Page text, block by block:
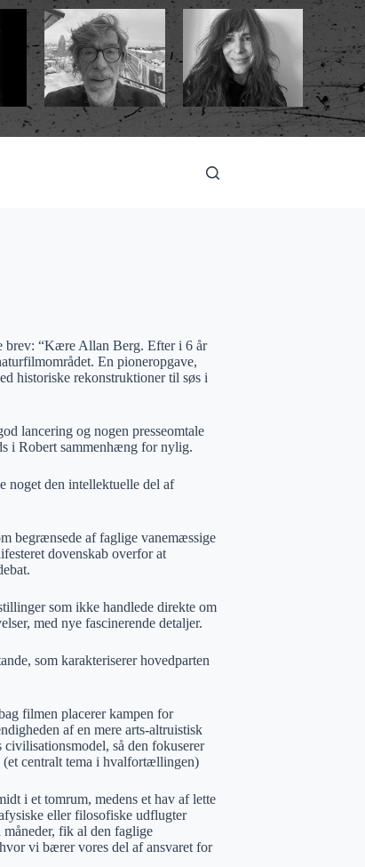
brev: “Kære Allan Berg. Efter i 6 år
En pioneropgave,
historiske rekonstruktioner til søs i
lancering og nogen presseomtale
i Robert sammenhæng for nylig.
noget den intellektuelle del af
begrænsede af faglige vanemæssige
dovenskab overfor at
som ikke handlede direkte om
med nye fascinerende detaljer.
som karakteriserer hovedparten
filmen placerer kampen for
af en mere arts-altruistisk
så den fokuserer
(et centralt tema i hvalfortællingen)
i et tomrum, medens et hav af lette
eller filosofiske udflugter
fik al den faglige
vi bærer vores del af ansvaret for